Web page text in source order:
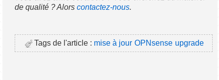
de qualité ? Alorscontactez-nous.
Tags de l'article : mise à jour OPNsense upgrade